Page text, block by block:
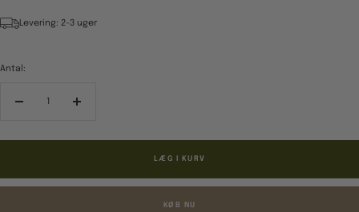
Levering: 2-3 uger
Antal:
Reducér
Forøg
LÆG I KURV
KØB NU